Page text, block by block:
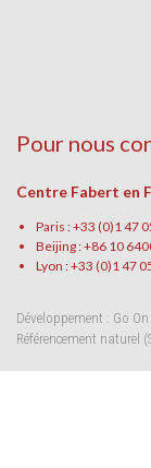
Pour nous
Centre Fabert en
Paris : +33 (0)1 47
Beijing : +86 10
Lyon : +33 (0)1 47
Développement : Go On
Référencement naturel